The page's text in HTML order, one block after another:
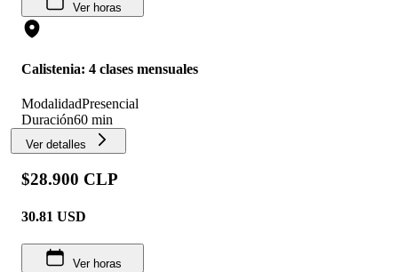
Ver horas
Calistenia: 4 clases mensuales
ModalidadPresencial
Duración60 min
Ver detalles
$28.900 CLP
30.81 USD
Ver horas